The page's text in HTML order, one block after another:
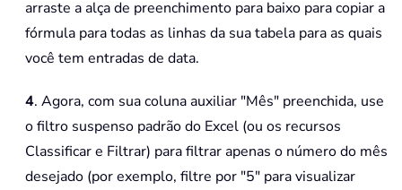
arraste a alça de preenchimento para baixo para copiar a
fórmula para todas as linhas da sua tabela para as quais
você tem entradas de data.
4. Agora, com sua coluna auxiliar "Mês" preenchida, use
o filtro suspenso padrão do Excel (ou os recursos
Classificar e Filtrar) para filtrar apenas o número do mês
desejado (por exemplo, filtre por "5" para visualizar